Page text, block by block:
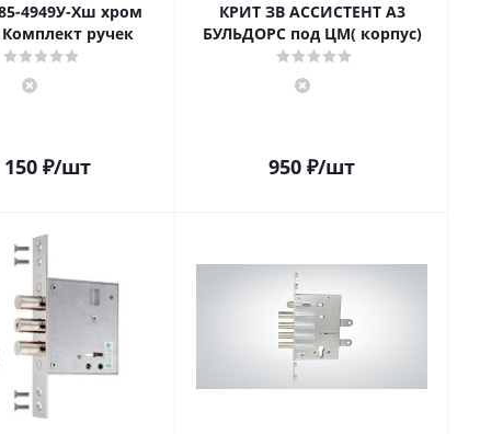
4949У-Хш хром
ручек
150₽/шт
КРИТ ЗВ АССИСТЕНТ А3
БУЛЬДОРС под ЦМ( корпус)
950 ₽/шт